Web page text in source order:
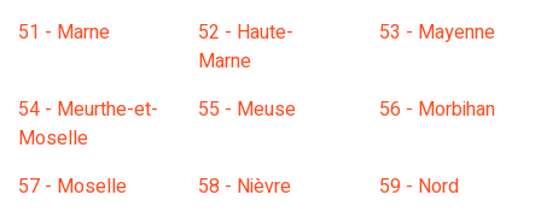
51 - Marne
52 - Haute-
Marne
53 - Mayenne
54 - Meurthe-et-
Moselle
55 - Meuse 56 - Morbihan
57 - Moselle 58 - Nièvre
59 - Nord